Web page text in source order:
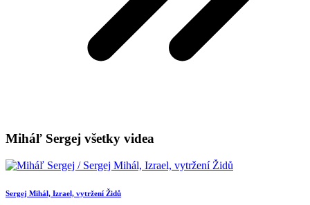
Miháľ Sergej všetky videa
Sergej Mihál, Izrael, vytržení Židů